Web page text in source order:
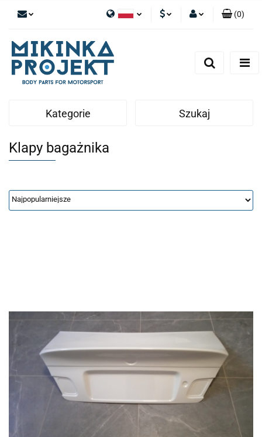
Polski
English
(0)
Kategorie Szukaj
Klapy bagażnika